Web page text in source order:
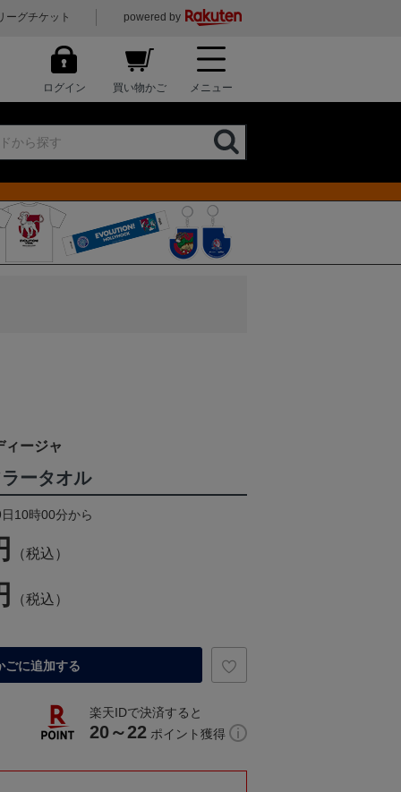
ーグチケット powered by
ログイン 買い物かご メニュー
ィージャ
ータオル
10時00分から
（税込）
（税込）
ごに追加する
楽天IDで決済すると
20～22 ポイント獲得